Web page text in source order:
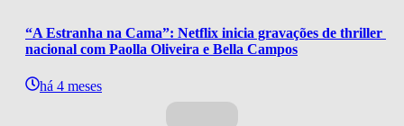
“A Estranha na Cama”: Netflix inicia gravações de thriller
nacional com Paolla Oliveira e Bella Campos
há 4 meses